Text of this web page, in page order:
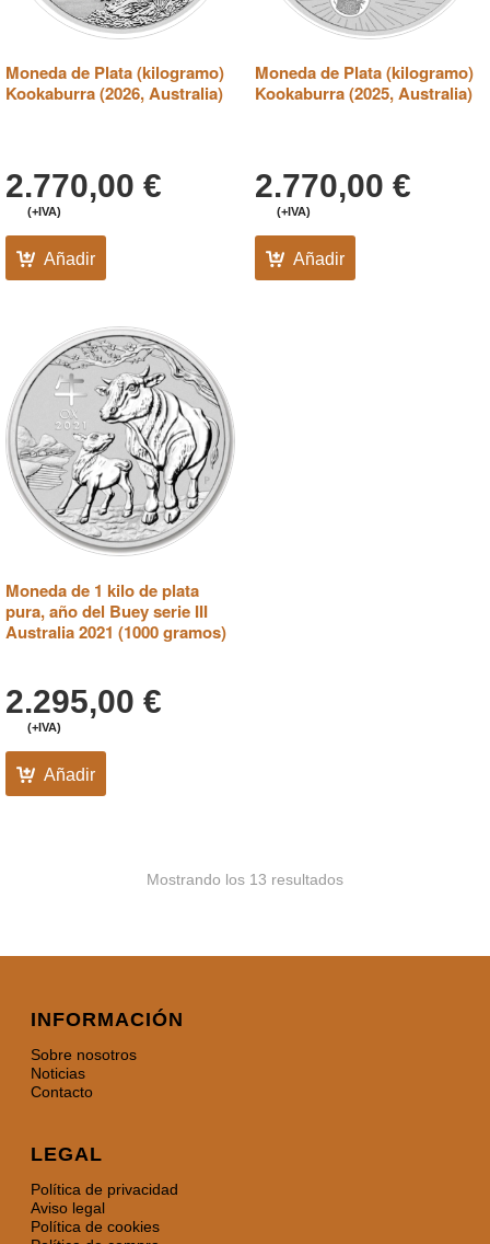
Moneda de Plata (kilogramo)
Kookaburra (2026, Australia)
2.770,00 €
(+IVA)
Añadir
Moneda de Plata (kilogramo)
Kookaburra (2025, Australia)
2.770,00 €
(+IVA)
Añadir
Moneda de 1 kilo de plata
pura, año del Buey serie III
Australia 2021 (1000 gramos)
2.295,00 €
(+IVA)
Añadir
Mostrando los 13 resultados
INFORMACIÓN
Sobre nosotros
Noticias
Contacto
LEGAL
Política de privacidad
Aviso legal
Política de cookies